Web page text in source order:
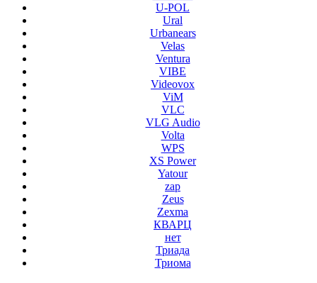
U-POL
Ural
Urbanears
Velas
Ventura
VIBE
Videovox
ViM
VLC
VLG Audio
Volta
WPS
XS Power
Yatour
zap
Zeus
Zexma
КВАРЦ
нет
Триада
Триома